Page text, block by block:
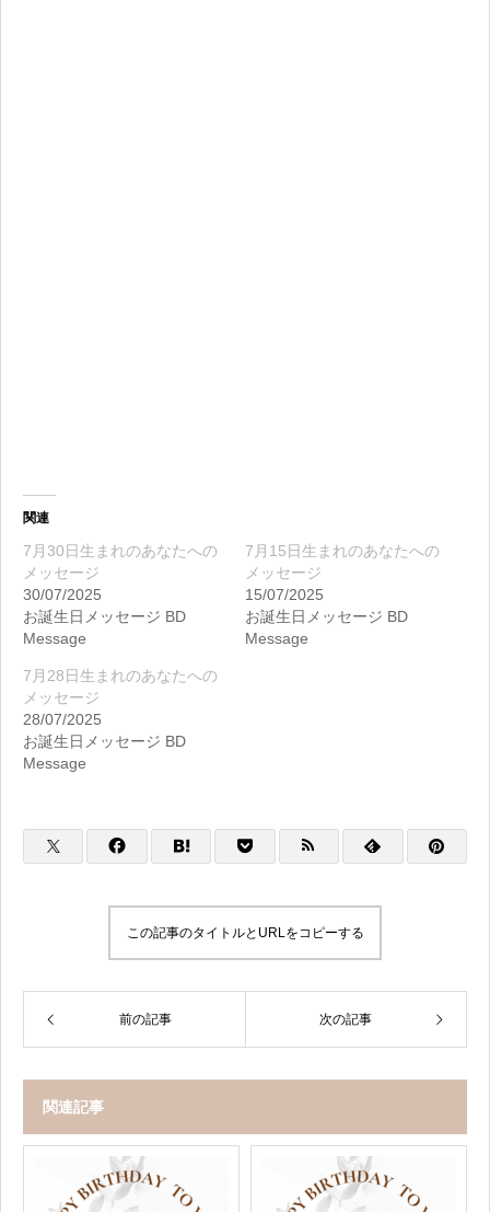
関連
7月30日生まれのあなたへの
メッセージ
30/07/2025
お誕生日メッセージ BD
Message
7月15日生まれのあなたへの
メッセージ
15/07/2025
お誕生日メッセージ BD
Message
7月28日生まれのあなたへの
メッセージ
28/07/2025
お誕生日メッセージ BD
Message
この記事のタイトルとURLをコピーする
前の記事 次の記事
関連記事